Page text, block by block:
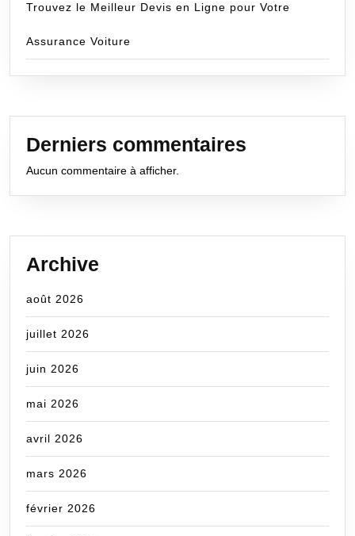
Trouvez le Meilleur Devis en Ligne pour Votre
Assurance Voiture
Derniers commentaires
Aucun commentaire à afficher.
Archive
août 2026
juillet 2026
juin 2026
mai 2026
avril 2026
mars 2026
février 2026